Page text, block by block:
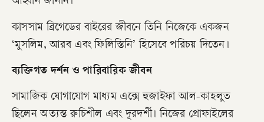
কাসসাম ব্রিগেডের বাইরের জীবনে তিনি নিজেকে একজন
‘মুসলিম, আরব এবং ফিলিস্তিনি’ হিসেবে পরিচয় দিতেন।
ব্যক্তিগত দর্শন ও পারিবারিক জীবন
​সামাজিক যোগাযোগ মাধ্যম এক্সে হুজাইফা আল-কাহলুত
ছিলেন অত্যন্ত রুচিশীল এবং দূরদর্শী। নিজের প্রোফাইলের